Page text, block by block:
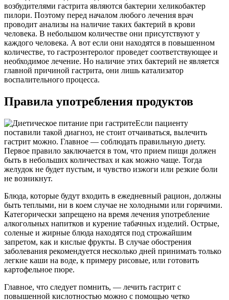
возбудителями гастрита являются бактерии хеликобактер
пилори. Поэтому перед началом любого лечения врач
проводит анализы на наличие таких бактерий в крови
человека. В небольшом количестве они присутствуют у
каждого человека. А вот если они находятся в повышенном
количестве, то гастроэнтеролог проведет соответствующее и
необходимое лечение. Но наличие этих бактерий не является
главной причиной гастрита, они лишь катализатор
воспалительного процесса.
Правила употребления продуктов
Если пациенту
поставили такой диагноз, не стоит отчаиваться, вылечить
гастрит можно. Главное — соблюдать правильную диету.
Первое правило заключается в том, что прием пищи должен
быть в небольших количествах и как можно чаще. Тогда
желудок не будет пустым, и чувство изжоги или резкие боли
не возникнут.
Блюда, которые будут входить в ежедневный рацион, должны
быть теплыми, ни в коем случае не холодными или горячими.
Категорически запрещено на время лечения употребление
алкогольных напитков и курение табачных изделий. Острые,
соленые и жирные блюда находятся под строжайшим
запретом, как и кислые фрукты. В случае обострения
заболевания рекомендуется несколько дней принимать только
легкие каши на воде, к примеру рисовые, или готовить
картофельное пюре.
Главное, что следует помнить, — лечить гастрит с
повышенной кислотностью можно с помощью четко